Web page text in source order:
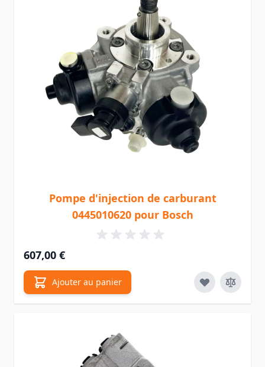
Pompe d'injection de carburant
0445010620 pour Bosch
607,00 €
Ajouter au panier